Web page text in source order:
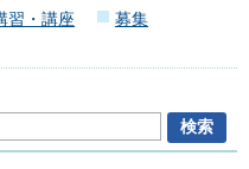
習・講座
募集